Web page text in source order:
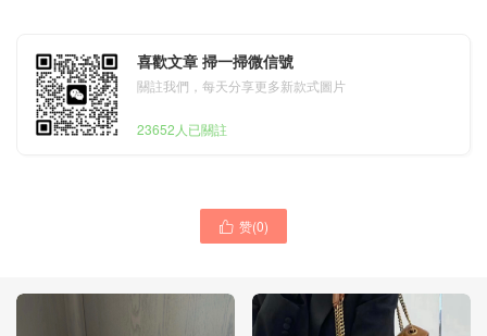
喜歡文章 掃一掃微信號
關註我們，每天分享更多新款式圖片
23652人已關註
 赞(0)